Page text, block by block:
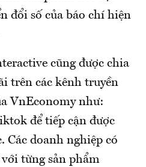
đổi số của báo chí hiện
cũng được chia
trên các kênh truyền
VnEconomy như:
để tiếp cận được
Các doanh nghiệp có
từng sản phẩm